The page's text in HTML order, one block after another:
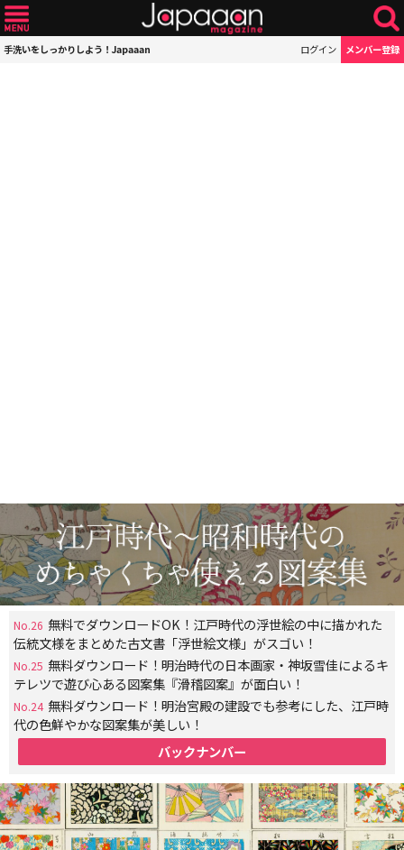
手洗いをしっかりしよう！Japaaan ログイン メンバー登録
No.26 無料でダウンロードOK！江戸時代の浮世絵の中に描かれた
伝統文様をまとめた古文書「浮世絵文様」がスゴい！
No.25 無料ダウンロード！明治時代の日本画家・神坂雪佳によるキ
テレツで遊び心ある図案集『滑稽図案』が面白い！
No.24 無料ダウンロード！明治宮殿の建設でも参考にした、江戸時
代の色鮮やかな図案集が美しい！
バックナンバー